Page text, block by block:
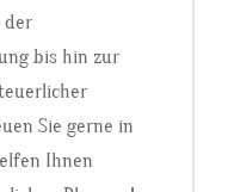
der
bis hin zur
Sie gerne in
Ihnen